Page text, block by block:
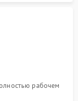
рабочем